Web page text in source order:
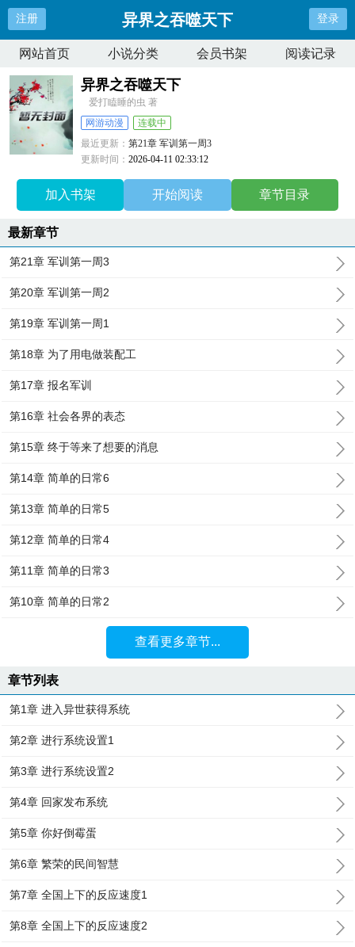
注册 异界之吞噬天下 登录
网站首页 小说分类 会员书架 阅读记录
异界之吞噬天下
爱打瞌睡的虫 著
网游动漫
连载中
最近更新：第21章 军训第一周3
更新时间：2026-04-11 02:33:12
加入书架 开始阅读 章节目录
最新章节
第21章 军训第一周3
第20章 军训第一周2
第19章 军训第一周1
第18章 为了用电做装配工
第17章 报名军训
第16章 社会各界的表态
第15章 终于等来了想要的消息
第14章 简单的日常6
第13章 简单的日常5
第12章 简单的日常4
第11章 简单的日常3
第10章 简单的日常2
查看更多章节...
章节列表
第1章 进入异世获得系统
第2章 进行系统设置1
第3章 进行系统设置2
第4章 回家发布系统
第5章 你好倒霉蛋
第6章 繁荣的民间智慧
第7章 全国上下的反应速度1
第8章 全国上下的反应速度2